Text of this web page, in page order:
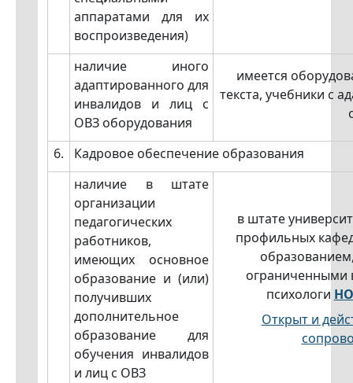
аппаратами для их
воспроизведения)
наличие иного
адаптированного для
инвалидов и лиц с
ОВЗ оборудования
имеется
текста, учебники с
6.
Кадровое обеспечение образования
наличие в штате
организации
педагогических
работников,
имеющих основное
образование и (или)
получивших
дополнительное
образование для
обучения инвалидов
и лиц с ОВЗ
в штате
профильных
ограниченными
психологи
Открыт и